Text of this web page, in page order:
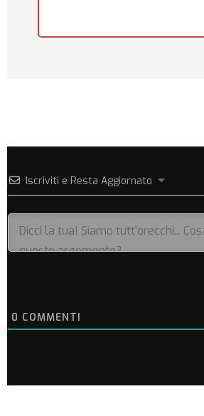
Iscriviti e Resta Aggiornato
0 COMMENTI